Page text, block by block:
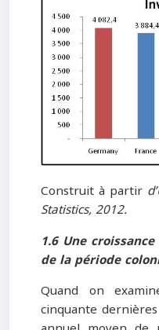
Construit à partir
Statistics, 2012.
1.6 Une
de la période
Quand on
cinquante